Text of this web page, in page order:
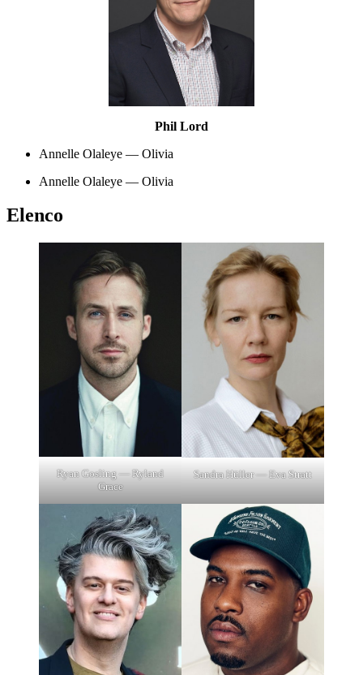
Phil Lord
Annelle Olaleye — Olivia
Annelle Olaleye — Olivia
Elenco
Ryan Gosling — Ryland
Grace
Sandra Hüller — Eva Stratt